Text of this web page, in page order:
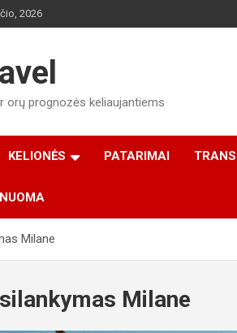
2026
orų prognozės keliaujantiems
KELIONĖS PATARIMAI
Milane
Milane